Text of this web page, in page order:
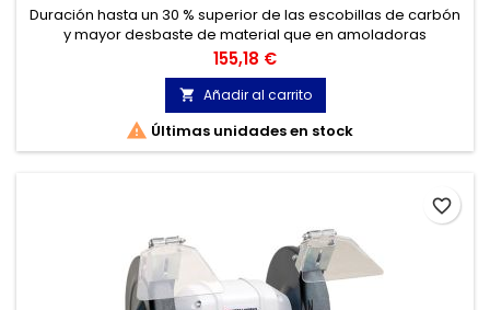
Duración hasta un 30 % superior de las escobillas de carbón
y mayor desbaste de material que en amoladoras
angulares de la misma categoría
Precio
155,18 €
 Añadir al carrito
 Últimas unidades en stock
favorite_border